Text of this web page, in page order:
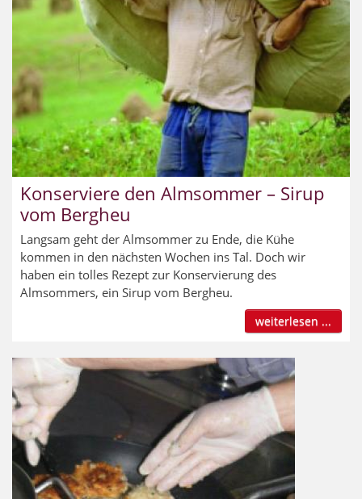
Konserviere den Almsommer – Sirup
vom Bergheu
Langsam geht der Almsommer zu Ende, die Kühe
kommen in den nächsten Wochen ins Tal. Doch wir
haben ein tolles Rezept zur Konservierung des
Almsommers, ein Sirup vom Bergheu.
weiterlesen ...